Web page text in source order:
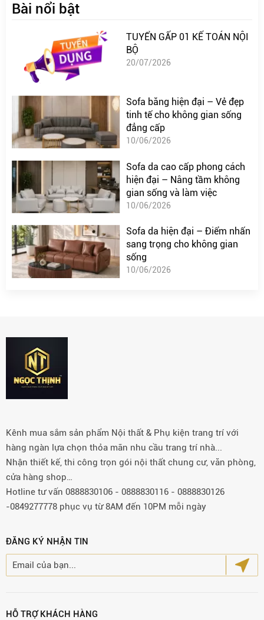
Bài nổi bật
TUYỂN GẤP 01 KẾ TOÁN NỘI
BỘ
20/07/2026
Sofa băng hiện đại – Vẻ đẹp
tinh tế cho không gian sống
đẳng cấp
10/06/2026
Sofa da cao cấp phong cách
hiện đại – Nâng tầm không
gian sống và làm việc
10/06/2026
Sofa da hiện đại – Điểm nhấn
sang trọng cho không gian
sống
10/06/2026
Kênh mua sắm sản phẩm Nội thất & Phụ kiện trang trí với
hàng ngàn lựa chọn thỏa mãn nhu cầu trang trí nhà...
Nhận thiết kế, thi công trọn gói nội thất chung cư, văn phòng,
cửa hàng shop…
Hotline tư vấn 0888830106 - 0888830116 - 0888830126
-0849277778 phục vụ từ 8AM đến 10PM mỗi ngày
ĐĂNG KÝ NHẬN TIN
HỖ TRỢ KHÁCH HÀNG